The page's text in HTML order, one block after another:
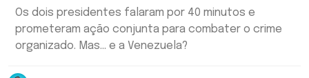
Os dois presidentes falaram por 40 minutos e
prometeram ação conjunta para combater o crime
organizado. Mas... e a Venezuela?